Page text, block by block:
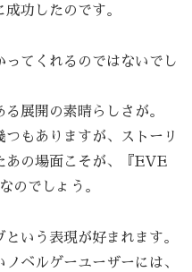
功したのです。
てくれるのではないでし
展開の素晴らしさが。
もありますが、ストーリ
あの場面こそが、『EVE
のでしょう。
いう表現が好まれます。
ベルゲーユーザーには、